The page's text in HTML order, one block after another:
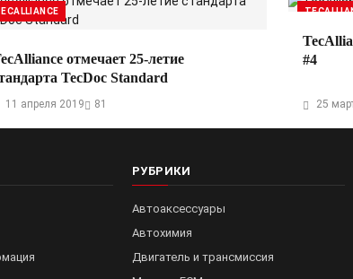
отмечает 25-летие
TecDoc Standard
11 апреля 2019 81
#4
25
РУБРИКИ
Автоаксессуары
Автохимия
Двигатель и трансмиссия